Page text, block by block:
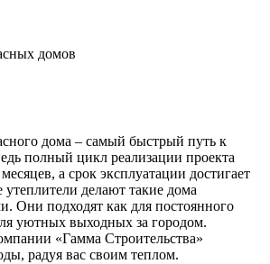
домов
дома – самый быстрый путь к
полный цикл реализации проекта
а срок эксплуатации достигает
делают такие дома
Они подходят как для постоянного
уютных выходных за городом.
«Гамма Строительства»
радуя вас своим теплом.